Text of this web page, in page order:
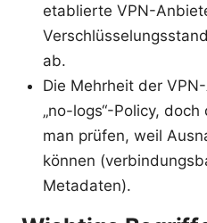
etablierte VPN-
ab.
Die Mehrheit der
„no-logs“-Policy,
man prüfen, weil
können
Metadaten).